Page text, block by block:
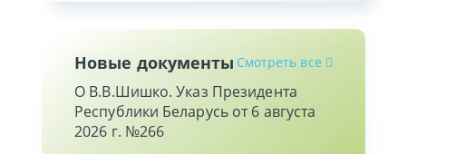
Новые документы Смотреть все
О В.В.Шишко. Указ Президента
Республики Беларусь от 6 августа
2026 г. №266